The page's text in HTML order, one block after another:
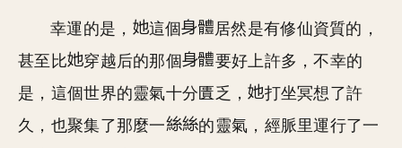
幸運的是， 這個
居然是有修仙資質的，
甚至比
穿越后的那個
要好上許多，不幸的
是，這個世界的靈氣十分匱乏，
打坐冥想了許
久，也聚集了那麼一
的靈氣，經脈里運行了一